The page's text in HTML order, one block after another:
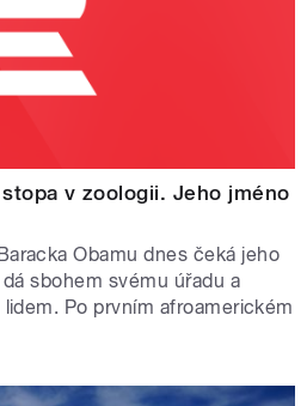
v zoologii. Jeho jméno
Obamu dnes čeká jeho
sbohem svému úřadu a
Po prvním afroamerickém